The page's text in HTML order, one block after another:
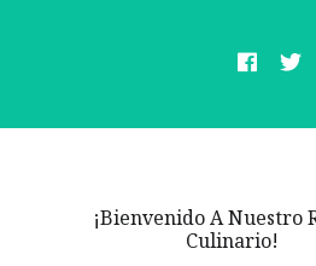
¡Bienvenido A Nuestro
Culinario!